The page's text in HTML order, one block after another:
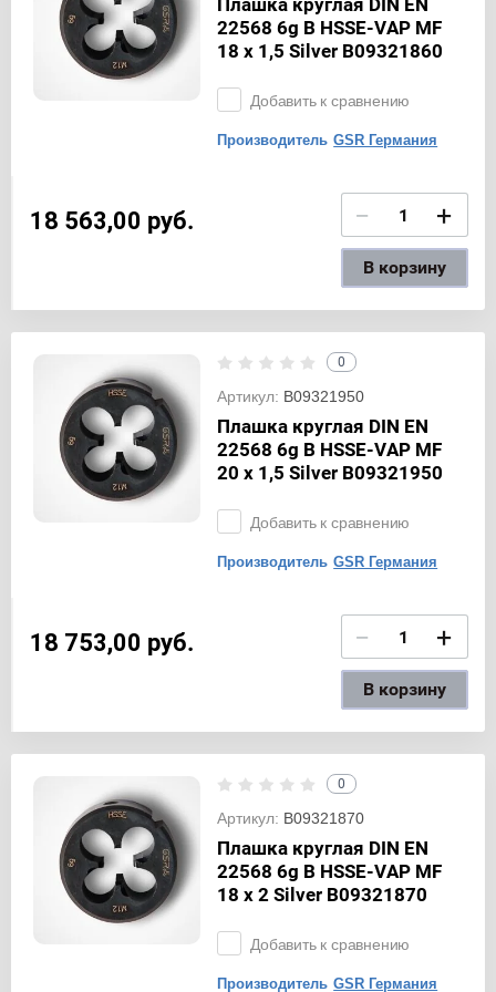
Плашка круглая DIN EN
22568 6g B HSSE-VAP MF
18 x 1,5 Silver B09321860
Добавить к сравнению
Производитель GSR Германия
18 563,00 руб. − +
В корзину
0
Артикул: B09321950
Плашка круглая DIN EN
22568 6g B HSSE-VAP MF
20 x 1,5 Silver B09321950
Добавить к сравнению
Производитель GSR Германия
18 753,00 руб. − +
В корзину
0
Артикул: B09321870
Плашка круглая DIN EN
22568 6g B HSSE-VAP MF
18 x 2 Silver B09321870
Добавить к сравнению
Производитель GSR Германия